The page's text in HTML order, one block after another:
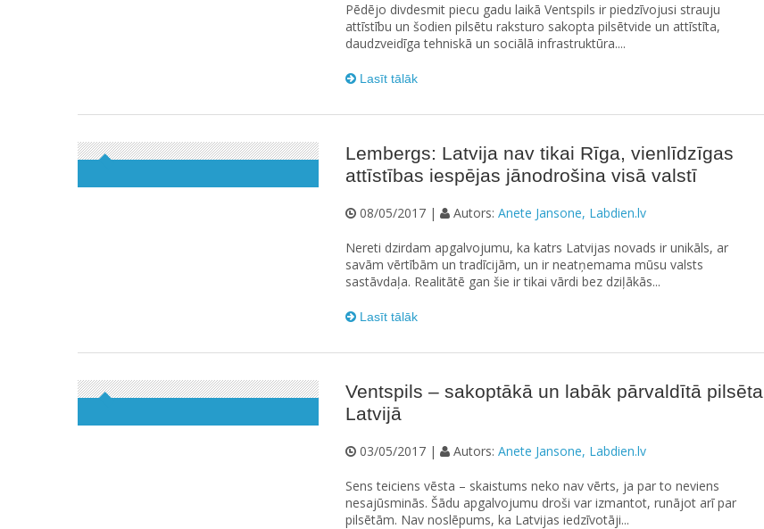
Pēdējo divdesmit piecu gadu laikā Ventspils ir piedzīvojusi strauju
attīstību un šodien pilsētu raksturo sakopta pilsētvide un attīstīta,
daudzveidīga tehniskā un sociālā infrastruktūra....
Lasīt tālāk
Lembergs: Latvija nav tikai Rīga, vienlīdzīgas
attīstības iespējas jānodrošina visā valstī
08/05/2017 | Autors: Anete Jansone, Labdien.lv
Nereti dzirdam apgalvojumu, ka katrs Latvijas novads ir unikāls, ar
savām vērtībām un tradīcijām, un ir neatņemama mūsu valsts
sastāvdaļa. Realitātē gan šie ir tikai vārdi bez dziļākās...
Lasīt tālāk
Ventspils – sakoptākā un labāk pārvaldītā pilsēta
Latvijā
03/05/2017 | Autors: Anete Jansone, Labdien.lv
Sens teiciens vēsta – skaistums neko nav vērts, ja par to neviens
nesajūsminās. Šādu apgalvojumu droši var izmantot, runājot arī par
pilsētām. Nav noslēpums, ka Latvijas iedzīvotāji...